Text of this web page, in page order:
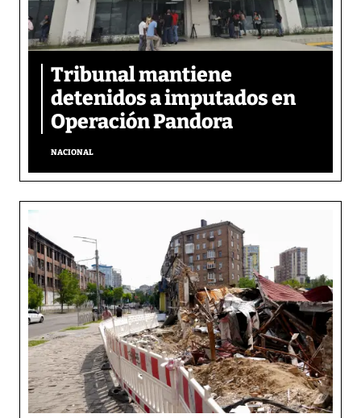
Tribunal mantiene
detenidos a imputados en
Operación Pandora
NACIONAL